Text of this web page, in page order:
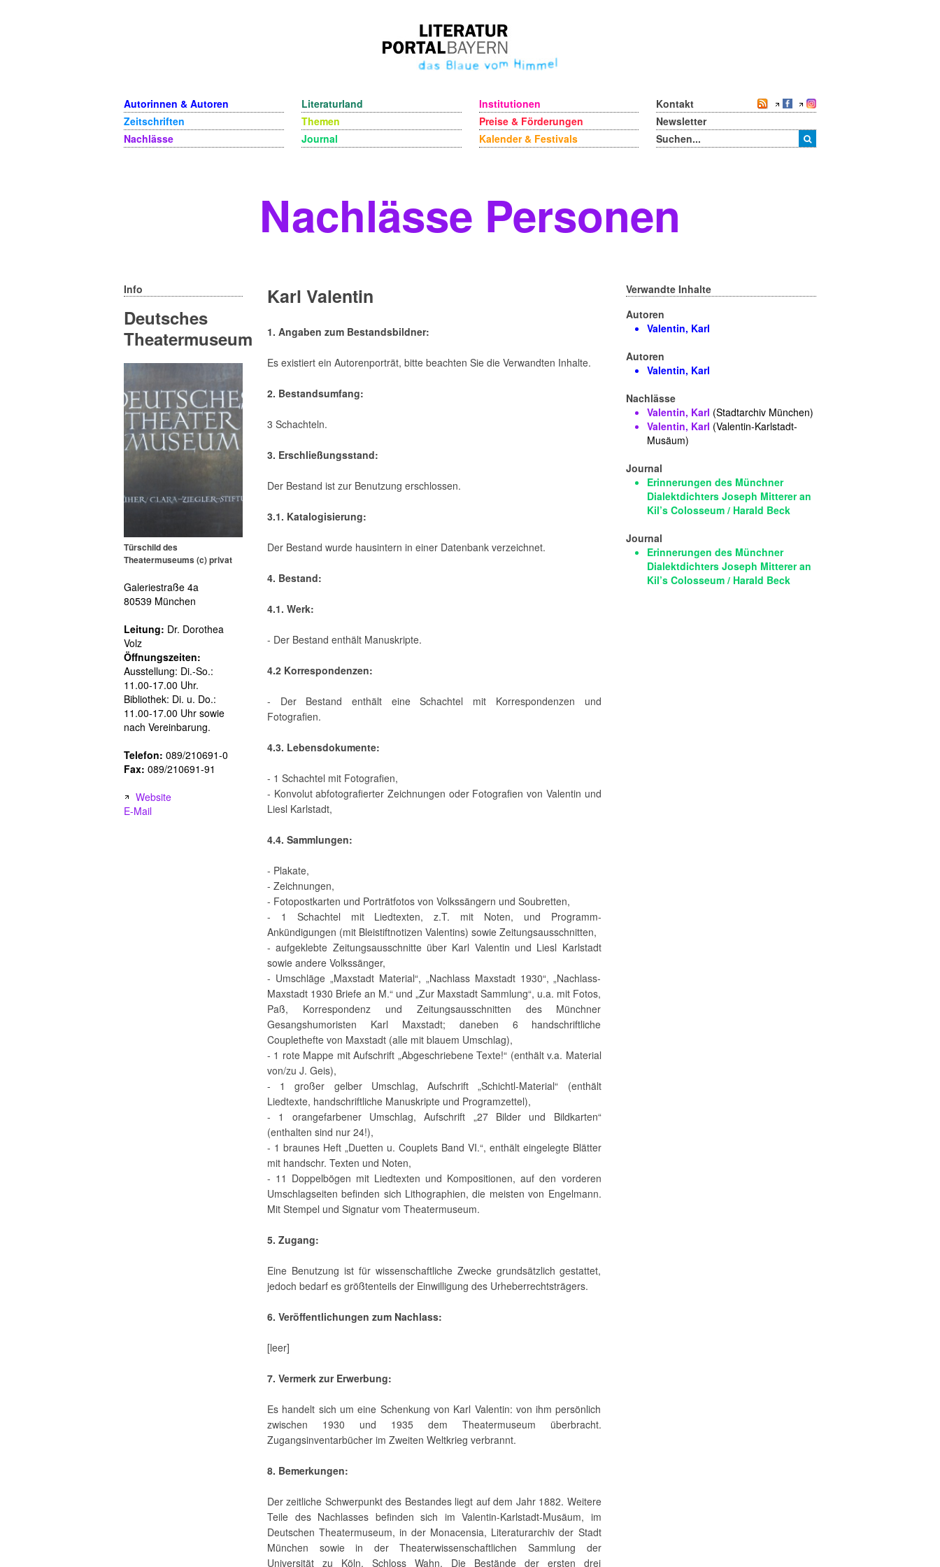
Autorinnen & Autoren
Zeitschriften
Nachlässe
Literaturland
Themen
Journal
Institutionen
Preise & Förderungen
Kalender & Festivals
Kontakt
Newsletter
Nachlässe Personen
Info
Deutsches
Theatermuseum
Türschild des
Theatermuseums (c) privat
Galeriestraße 4a
80539 München
Leitung: Dr. Dorothea
Volz
Öffnungszeiten:
Ausstellung: Di.-So.:
11.00-17.00 Uhr.
Bibliothek: Di. u. Do.:
11.00-17.00 Uhr sowie
nach Vereinbarung.
Telefon: 089/210691-0
Fax: 089/210691-91
Website
E-Mail
Karl Valentin
1. Angaben zum Bestandsbildner:
Es existiert ein Autorenporträt, bitte beachten Sie die Verwandten Inhalte.
2. Bestandsumfang:
3 Schachteln.
3. Erschließungsstand:
Der Bestand ist zur Benutzung erschlossen.
3.1. Katalogisierung:
Der Bestand wurde hausintern in einer Datenbank verzeichnet.
4. Bestand:
4.1. Werk:
- Der Bestand enthält Manuskripte.
4.2 Korrespondenzen:
- Der Bestand enthält eine Schachtel mit Korrespondenzen und
Fotografien.
4.3. Lebensdokumente:
- 1 Schachtel mit Fotografien,
- Konvolut abfotografierter Zeichnungen oder Fotografien von Valentin und
Liesl Karlstadt,
4.4. Sammlungen:
- Plakate,
- Zeichnungen,
- Fotopostkarten und Porträtfotos von Volkssängern und Soubretten,
- 1 Schachtel mit Liedtexten, z.T. mit Noten, und Programm-
Ankündigungen (mit Bleistiftnotizen Valentins) sowie Zeitungsausschnitten,
- aufgeklebte Zeitungsausschnitte über Karl Valentin und Liesl Karlstadt
sowie andere Volkssänger,
- Umschläge „Maxstadt Material“, „Nachlass Maxstadt 1930“, „Nachlass-
Maxstadt 1930 Briefe an M.“ und „Zur Maxstadt Sammlung“, u.a. mit Fotos,
Paß, Korrespondenz und Zeitungsausschnitten des Münchner
Gesangshumoristen Karl Maxstadt; daneben 6 handschriftliche
Couplethefte von Maxstadt (alle mit blauem Umschlag),
- 1 rote Mappe mit Aufschrift „Abgeschriebene Texte!“ (enthält v.a. Material
von/zu J. Geis),
- 1 großer gelber Umschlag, Aufschrift „Schichtl-Material“ (enthält
Liedtexte, handschriftliche Manuskripte und Programzettel),
- 1 orangefarbener Umschlag, Aufschrift „27 Bilder und Bildkarten“
(enthalten sind nur 24!),
- 1 braunes Heft „Duetten u. Couplets Band VI.“, enthält eingelegte Blätter
mit handschr. Texten und Noten,
- 11 Doppelbögen mit Liedtexten und Kompositionen, auf den vorderen
Umschlagseiten befinden sich Lithographien, die meisten von Engelmann.
Mit Stempel und Signatur vom Theatermuseum.
5. Zugang:
Eine Benutzung ist für wissenschaftliche Zwecke grundsätzlich gestattet,
jedoch bedarf es größtenteils der Einwilligung des Urheberrechtsträgers.
6. Veröffentlichungen zum Nachlass:
[leer]
7. Vermerk zur Erwerbung:
Es handelt sich um eine Schenkung von Karl Valentin: von ihm persönlich
zwischen 1930 und 1935 dem Theatermuseum überbracht.
Zugangsinventarbücher im Zweiten Weltkrieg verbrannt.
8. Bemerkungen:
Der zeitliche Schwerpunkt des Bestandes liegt auf dem Jahr 1882. Weitere
Teile des Nachlasses befinden sich im Valentin-Karlstadt-Musäum, im
Deutschen Theatermuseum, in der Monacensia, Literaturarchiv der Stadt
München sowie in der Theaterwissenschaftlichen Sammlung der
Universität zu Köln, Schloss Wahn. Die Bestände der ersten drei
Verwandte Inhalte
Autoren
Valentin, Karl
Autoren
Valentin, Karl
Nachlässe
Valentin, Karl (Stadtarchiv München)
Valentin, Karl (Valentin-Karlstadt-
Musäum)
Journal
Erinnerungen des Münchner
Dialektdichters Joseph Mitterer an
Kil’s Colosseum / Harald Beck
Journal
Erinnerungen des Münchner
Dialektdichters Joseph Mitterer an
Kil’s Colosseum / Harald Beck